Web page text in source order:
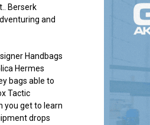
Berserk
and
Handbags
Hermes
bags able to
Tactic
you get to learn
drops